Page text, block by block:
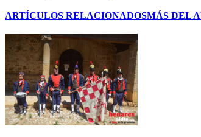
ARTÍCULOS RELACIONADOSMÁS DEL